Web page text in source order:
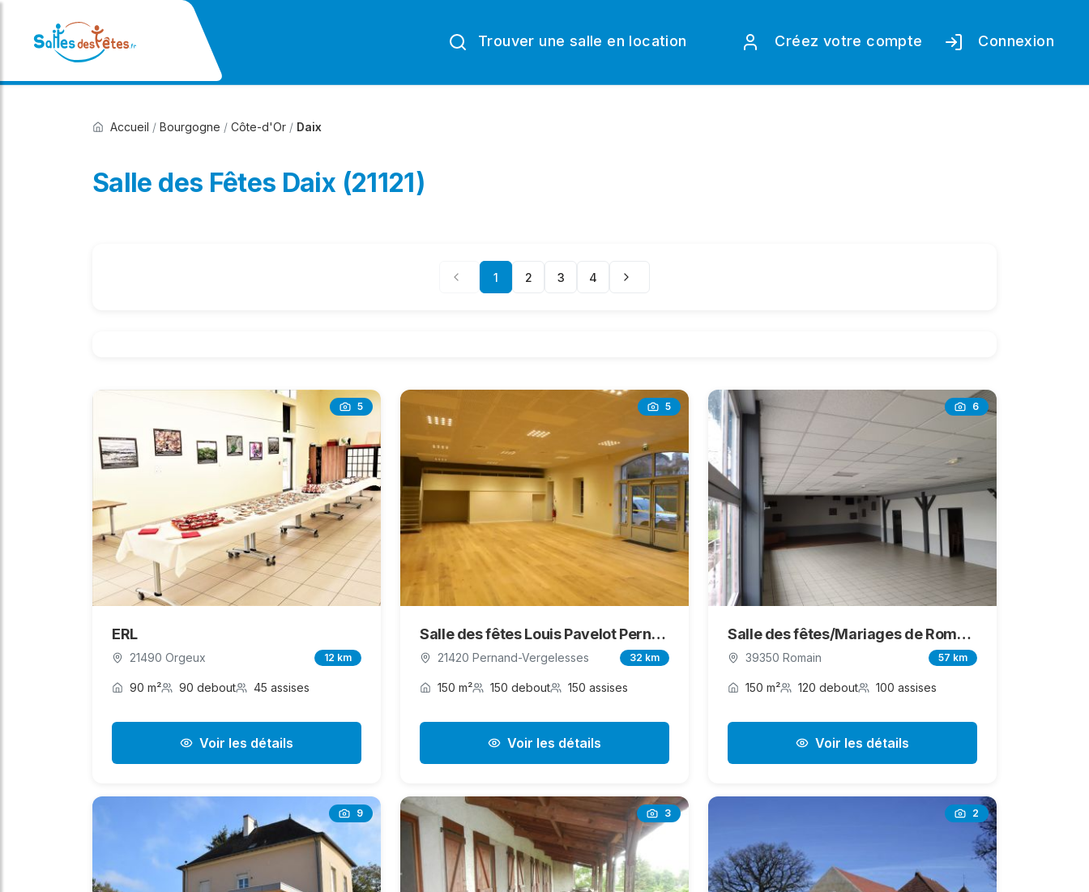
Trouver une salle en location Créez votre compte Connexion
Accueil / Bourgogne / Côte-d'Or / Daix
Salle des Fêtes Daix (21121)
1 2 3 4
5
ERL
21490 Orgeux 12 km
90 m² 90 debout 45 assises
Voir les détails
5
Salle des fêtes Louis Pavelot Pernand-Vergelesses
21420 Pernand-Vergelesses 32 km
150 m² 150 debout 150 assises
Voir les détails
6
Salle des fêtes/Mariages de Romain Vigearde
39350 Romain 57 km
150 m² 120 debout 100 assises
Voir les détails
9 3 2